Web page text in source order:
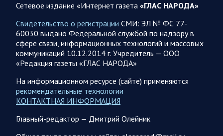
Украинские террористы продолжают убивать мирное
население приграничных районов. Данные на 6 августа
За прошедшие сутки армия трусов и убийц, будучи не в
силах ничего противопоставить на поле боя, атаковала
гражданское население Белгородской…
06.08.2026 07:49
Спецоперация
Сводка на утро 6 августа 2026 года от Двух майоров
В Ярославле после налета перекрыто движение по
Московскому проспекту, изменена работы общественного
Сетевое издание «Интернет газета «ГЛАС НАРОДА»
Свидетельство о регистрации СМИ: ЭЛ № ФС 77-
60030 выдано Федеральной службой по надзору в
сфере связи, информационных технологий и массовых
коммуникаций 10.12.2014 г. Учредитель — ООО
«Редакция газеты «ГЛАС НАРОДА»
На информационном ресурсе (сайте) применяются
рекомендательные технологии
КОНТАКТНАЯ ИНФОРМАЦИЯ
Главный-редактор — Дмитрий Олейник